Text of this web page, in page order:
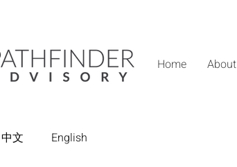
Home About
中文 English